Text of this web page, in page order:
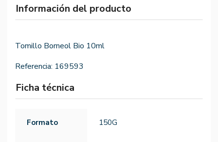
Información del producto
Tomillo Borneol Bio 10ml
Referencia: 169593
Ficha técnica
Formato 150G